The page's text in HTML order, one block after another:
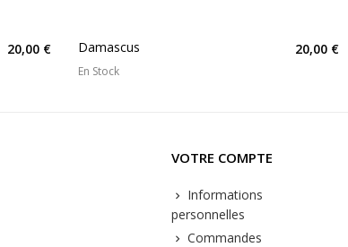
20,00 € Damascus 20,00 €
En Stock
VOTRE COMPTE
Informations
personnelles
Commandes